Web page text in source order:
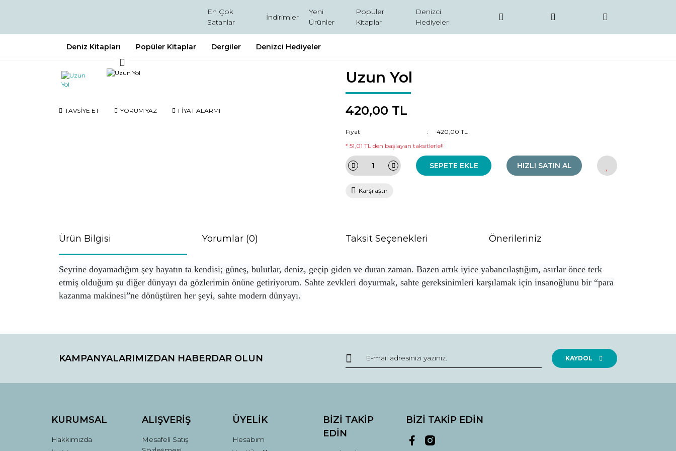
En Çok
Satanlar
İndirimler
Yeni
Ürünler
Popüler
Kitaplar
Denizci
Hediyeler
Deniz Kitapları Popüler Kitaplar Dergiler Denizci Hediyeler
TAVSİYE ET YORUM YAZ FİYAT ALARMI
Uzun Yol
420,00 TL
Fiyat
420,00 TL
* 51,01 TL den başlayan taksitlerle!!
SEPETE EKLE HIZLI SATIN AL
Karşılaştır
Ürün Bilgisi Yorumlar (0) Taksit Seçenekleri Önerileriniz
Seyrine doyamadığım şey hayatın ta kendisi; güneş, bulutlar, deniz, geçip giden ve duran zaman. Bazen artık iyice yabancılaştığım, asırlar önce terk
etmiş olduğum şu diğer dünyayı da gözlerimin önüne getiriyorum. Sahte zevkleri doyurmak, sahte gereksinimleri karşılamak için insanoğlunu bir “para
kazanma makinesi”ne dönüştüren her şeyi, sahte modern dünyayı.
Yorum Yaz
Görüş ve önerileriniz için teşekkür ederiz.
Ürün resmi kalitesiz, bozuk veya görüntülenemiyor.
Bu ürüne benzer farklı alternatifler olmalı.
KAMPANYALARIMIZDAN HABERDAR OLUN KAYDOL
KURUMSAL
Hakkımızda
ALIŞVERİŞ
Mesafeli Satış
ÜYELİK
Hesabım
BİZİ TAKİP
EDİN
BİZİ TAKİP EDİN